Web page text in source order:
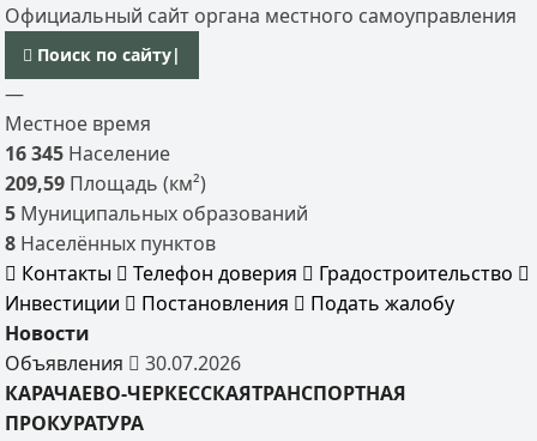
Официальный сайт органа местного самоуправления
Поиск по сайту|
—
Местное время
16 345 Население
209,59 Площадь (км²)
5 Муниципальных образований
8 Населённых пунктов
Контакты
Телефон доверия
Градостроительство
Инвестиции
Постановления
Подать жалобу
Новости
Объявления
30.07.2026
КАРАЧАЕВО-ЧЕРКЕССКАЯТРАНСПОРТНАЯ
ПРОКУРАТУРА